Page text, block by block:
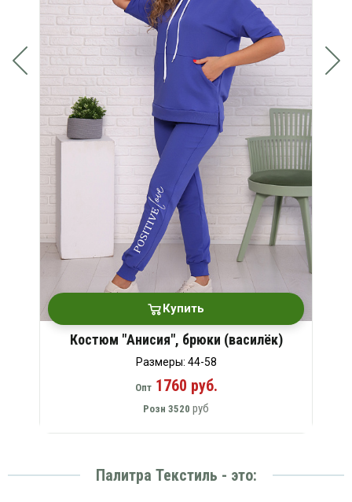
Купить
Костюм "Анисия", брюки (василёк)
Размеры: 44-58
Опт1760 руб.
Розн 3520 руб
Палитра Текстиль - это: